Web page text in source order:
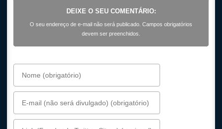
DEIXE O SEU COMENTÁRIO:
O seu endereço de e-mail não será publicado. Campos obrigatórios
devem ser preenchidos.